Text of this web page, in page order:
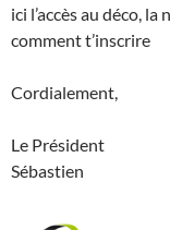
ici l’accès au déco,
comment t’inscrire
Cordialement,
Le Président
Sébastien